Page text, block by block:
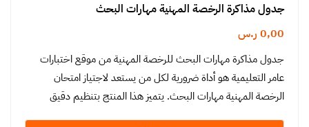
جدول مذاكرة الرخصة المهنية مهارات البحث
0,00 ر.س
جدول مذاكرة مهارات البحث للرخصة المهنية من موقع اختبارات
عامر التعليمية هو أداة ضرورية لكل من يستعد لاجتياز امتحان
الرخصة المهنية مهارات البحث. يتميز هذا المنتج بتنظيم دقيق